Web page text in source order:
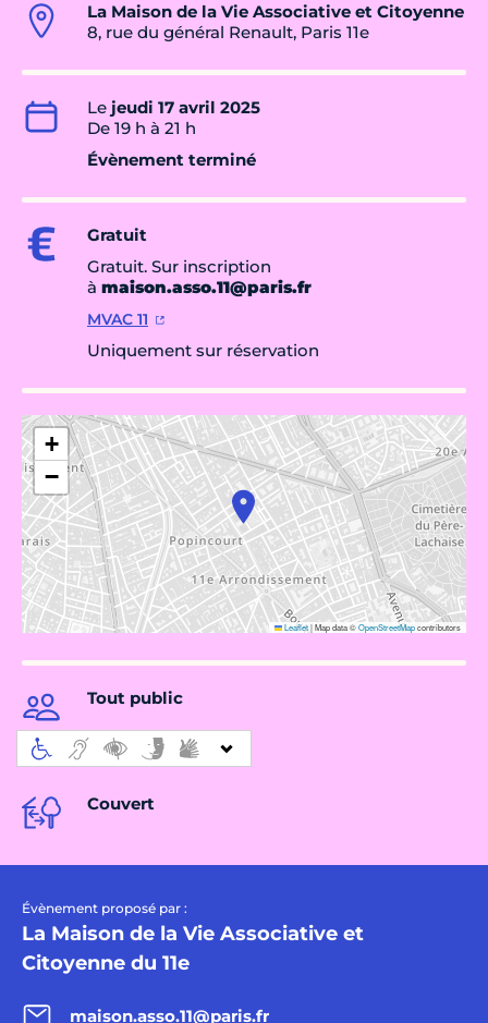
La Maison de la Vie Associative et Citoyenne
8, rue du général Renault, Paris 11e
Le jeudi 17 avril 2025
De 19 h à 21 h
Évènement terminé
Gratuit
Gratuit. Sur inscription
à maison.asso.11@paris.fr
MVAC 11
Uniquement sur réservation
+
−
Leaflet|Map data ©OpenStreetMapcontributors
Tout public
Couvert
Évènement proposé par :
La Maison de la Vie Associative et
Citoyenne du 11e
maison.asso.11@paris.fr